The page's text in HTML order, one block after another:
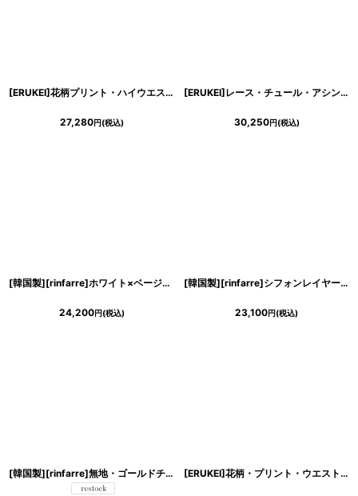
[ERUKEI]花柄プリント・ハイウエスト・Vネック・ノースリーブ・マキシ・ロングドレス・Aライン[れお着用]《送料＆代引き手数料無料》
27,280円(税込)
[ERUKEI]レース・チュール・アシンメトリーデザイン・胸元Vカット・ノースリーブ・インナーミニ・ロングドレス[山崎みどり着用]《送料＆代引き手数料無料》 mypkwh
30,250円(税込)
[韓国製][rinfarre]ホワイト×ベージュ・総レース・裾シースルー・ストレッチ・七分袖・ロングドレス[山崎みどり着用]《送料＆代引き手数料無料》my
24,200円(税込)
[韓国製][rinfarre]シフォンレイヤード・ワイン・シンプル・無地・ストレッチ・オープンショルダー・ホルターネック・長袖・タイト・ロングドレス[れお着用]《送料＆代引き手数料無料》
23,100円(税込)
[韓国製][rinfarre]無地・ゴールドチェーン・シフォンスリーブ・長袖・マーメイドライン・ロングドレス[山崎みどり着用]《送料＆代引き手数料無料》mynv [ERUKEI]花柄・プリント・ウエストリボン・サテン・ハートカット・フリルスリーブ・Aライン・ロングドレス[黒木麗奈・関あいか着用]《送料＆代引き手数料無料》